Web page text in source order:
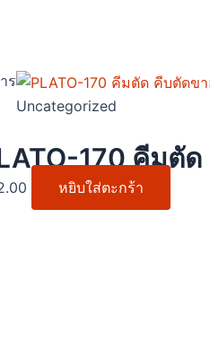
ร
Uncategorized
170 คีมตั
หยิบใส่ตะกร้า